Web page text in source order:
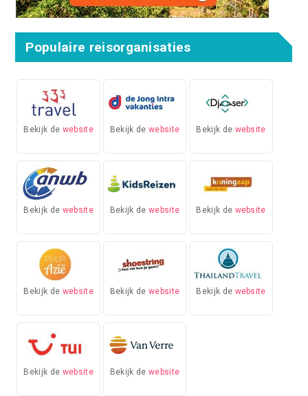
Populaire reisorganisaties
Bekijk de website Bekijk dewebsite Bekijk de website
Bekijk de website Bekijk dewebsite Bekijk de website
Bekijk de website Bekijk dewebsite Bekijk de website
Bekijk de website Bekijk dewebsite